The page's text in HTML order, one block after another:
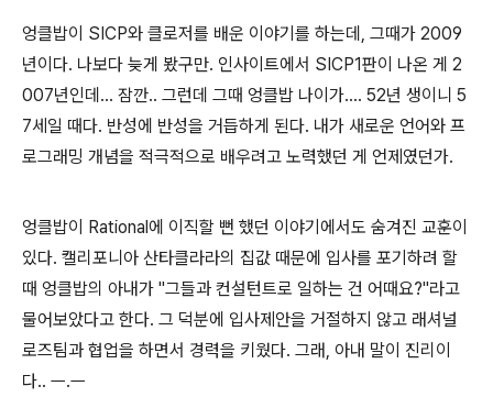
엉클밥이 SICP와 클로저를 배운 이야기를 하는데, 그때가 2009
년이다. 나보다 늦게 봤구만. 인사이트에서 SICP1판이 나온 게 2
007년인데... 잠깐.. 그런데 그때 엉클밥 나이가.... 52년 생이니 5
7세일 때다. 반성에 반성을 거듭하게 된다. 내가 새로운 언어와 프
로그래밍 개념을 적극적으로 배우려고 노력했던 게 언제였던가.
엉클밥이 Rational에 이직할 뻔 했던 이야기에서도 숨겨진 교훈이
있다. 캘리포니아 산타클라라의 집값 때문에 입사를 포기하려 할
때 엉클밥의 아내가 "그들과 컨설턴트로 일하는 건 어때요?"라고
물어보았다고 한다. 그 덕분에 입사제안을 거절하지 않고 래셔널
로즈팀과 협업을 하면서 경력을 키웠다. 그래, 아내 말이 진리이
다.. ㅡ.ㅡ